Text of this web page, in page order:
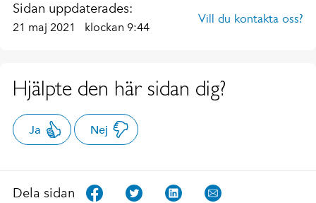
Sidan uppdaterades:
21 maj 2021 klockan 9:44
Vill du kontakta oss?
Hjälpte den här sidan dig?
Ja Nej
Dela sidan